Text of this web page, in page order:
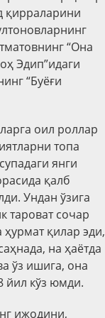
қирраларини
“Она
Эдип”идаги
“Буёғи
оил роллар
топа
янги
қалб
Ундан ўзига
тароват сочар
ҳурмат қилар эди,
на ҳаётда
ўз ишига, она
йил кўз юмди.
ижодини,